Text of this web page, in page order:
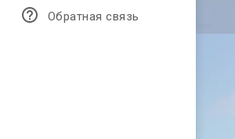
Обратная связь